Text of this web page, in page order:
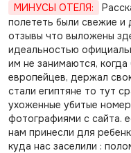
МИНУСЫ ОТЕЛЯ:
полететь были свежие и
отзывы что выложены
идеальностью
им не занимаются,
европейцев, держал
стали египтяне то тут
ухоженные убитые
фотографиями с сайта.
нам принесли для
куда нас заселили :